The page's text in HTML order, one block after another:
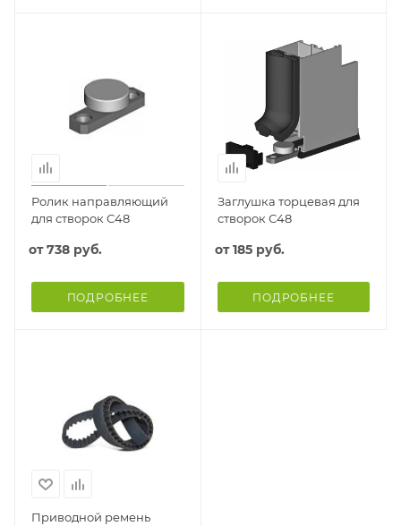
Ролик направляющий
для створок С48
от738 руб.
ПОДРОБНЕЕ
Заглушка торцевая для
створок С48
от185 руб.
ПОДРОБНЕЕ
Приводной ремень